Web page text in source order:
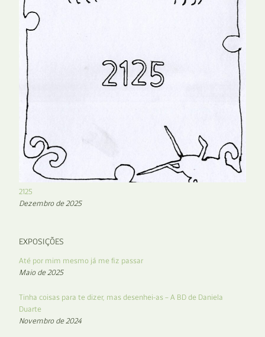
2125
Dezembro de 2025
EXPOSIÇÕES
Até por mim mesmo já me fiz passar
Maio de 2025
Tinha coisas para te dizer, mas desenhei-as – A BD de Daniela
Duarte
Novembro de 2024